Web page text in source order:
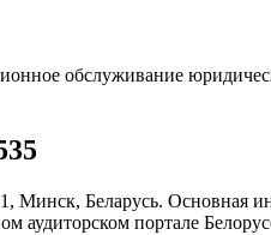
обслуживание
Минск, Беларусь. Основная
аудиторском портале